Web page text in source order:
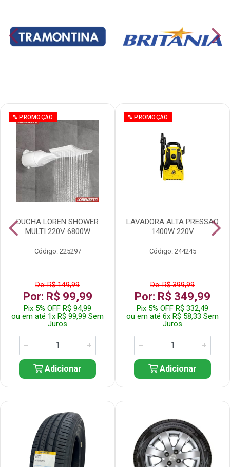
% PROMOÇÃO
DUCHA LOREN SHOWER
MULTI 220V 6800W
Código: 225297
De: R$ 149,99
Por: R$ 99,99
Pix 5% OFF R$ 94,99
ou em até 1x R$ 99,99 Sem
Juros
Adicionar
% PROMOÇÃO
LAVADORA ALTA PRESSAO
1400W 220V
Código: 244245
De: R$ 399,99
Por: R$ 349,99
Pix 5% OFF R$ 332,49
ou em até 6x R$ 58,33 Sem
Juros
Adicionar